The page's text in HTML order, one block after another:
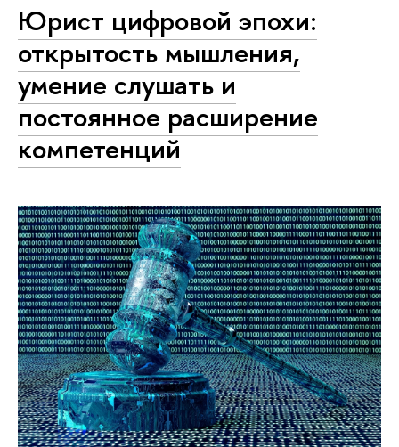
Юрист цифровой эпохи:
открытость мышления,
умение слушать и
постоянное расширение
компетенций